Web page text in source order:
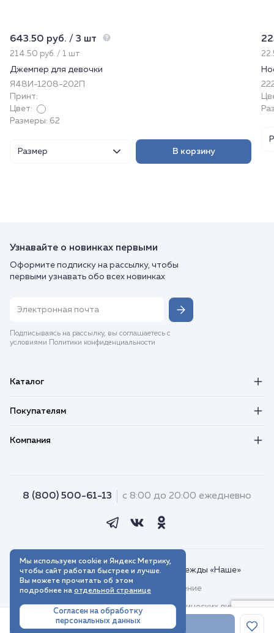
В корзину
643.50 руб. / 3 шт
214.50 руб. / 1 шт
Джемпер для девочки
Я48И-1208-202П
Принт:
Цвет:
Размеры: 62
Размер В корзину
Узнавайте о новинках первыми
Оформите подписку на рассылку, чтобы
первыми узнавать обо всех новинках
Подписываясь на рассылку, вы соглашаетесь с
условиями Политики конфиденциальности
Каталог
Покупателям
Компания
8 (800) 500-61-13 с 8:00 до 20:00 ежедневно
© 2018–2026. Интернет-магазин одежды «Наше»
Пользовательское соглашение
Договор присоединения для юридических лиц
Политика обработки персональных данных
Мы используем cookie и Яндекс Метрику,
чтобы сайт работал быстрее и лучше.
Вы можете прочитать об этом
подробнее на отдельной странице
Согласен на обработку
персональных данных